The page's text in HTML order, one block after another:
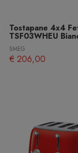
Tostapane 4x4
TSF03WHEU
SMEG
€ 206,00